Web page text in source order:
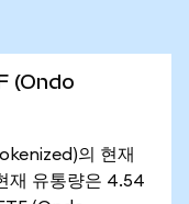
(Ondo
의 현재
재 유통량은 4.54